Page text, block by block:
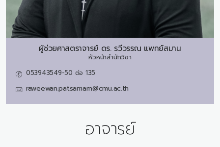
ผู้ช่วยศาสตราจารย์ ดร. รวีวรรณ แพทย์สมาน
หัวหน้าสำนักวิชา
053943549-50 ต่อ 135
raweewan.patsamarn@cmu.ac.th
อาจารย์